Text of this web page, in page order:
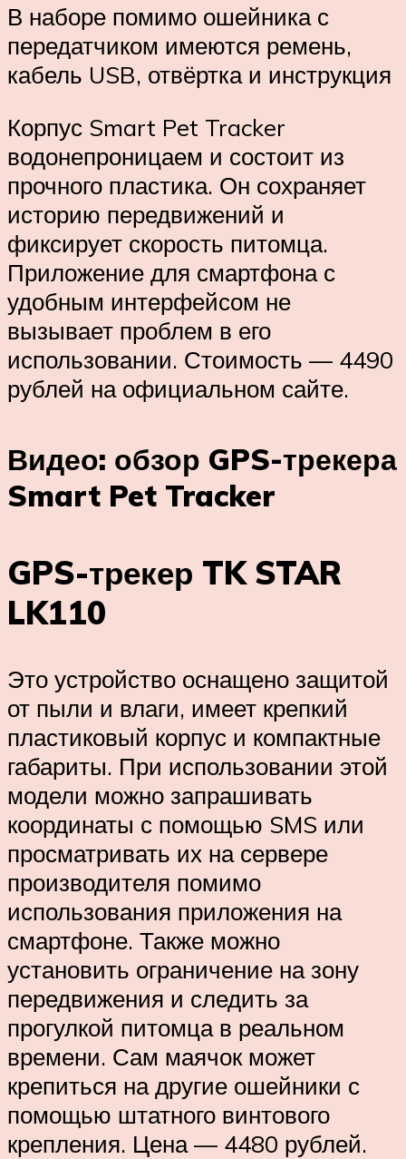
В наборе помимо ошейника с
передатчиком имеются ремень,
кабель USB, отвёртка и инструкция
Корпус Smart Pet Tracker
водонепроницаем и состоит из
прочного пластика. Он сохраняет
историю передвижений и
фиксирует скорость питомца.
Приложение для смартфона с
удобным интерфейсом не
вызывает проблем в его
использовании. Стоимость — 4490
рублей на официальном сайте.
Видео: обзор GPS-трекера
Smart Pet Tracker
GPS-трекер TK STAR
LK110
Это устройство оснащено защитой
от пыли и влаги, имеет крепкий
пластиковый корпус и компактные
габариты. При использовании этой
модели можно запрашивать
координаты с помощью SMS или
просматривать их на сервере
производителя помимо
использования приложения на
смартфоне. Также можно
установить ограничение на зону
передвижения и следить за
прогулкой питомца в реальном
времени. Сам маячок может
крепиться на другие ошейники с
помощью штатного винтового
крепления. Цена — 4480 рублей.